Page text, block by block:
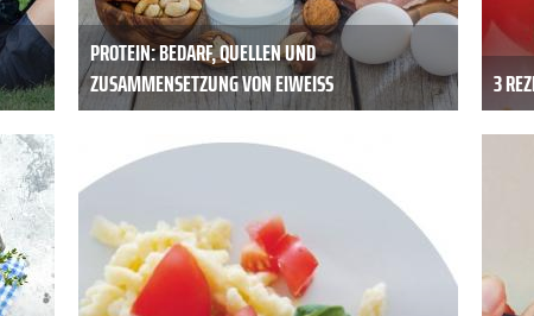
PROTEIN: BEDARF, QUELLEN UND
ZUSAMMENSETZUNG VON EIWEISS
3